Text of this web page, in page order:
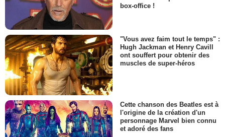
box-office !
"Vous avez faim tout le temps" :
Hugh Jackman et Henry Cavill
ont souffert pour obtenir des
muscles de super-héros
Cette chanson des Beatles est à
l'origine de la création d'un
personnage Marvel bien connu
et adoré des fans